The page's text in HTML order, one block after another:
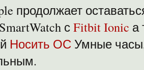
продолжает
сFitbit Ionic а
Носить ОС Умные